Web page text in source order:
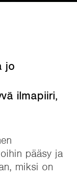
jo
ilmapiiri,
pääsy ja
miksi on